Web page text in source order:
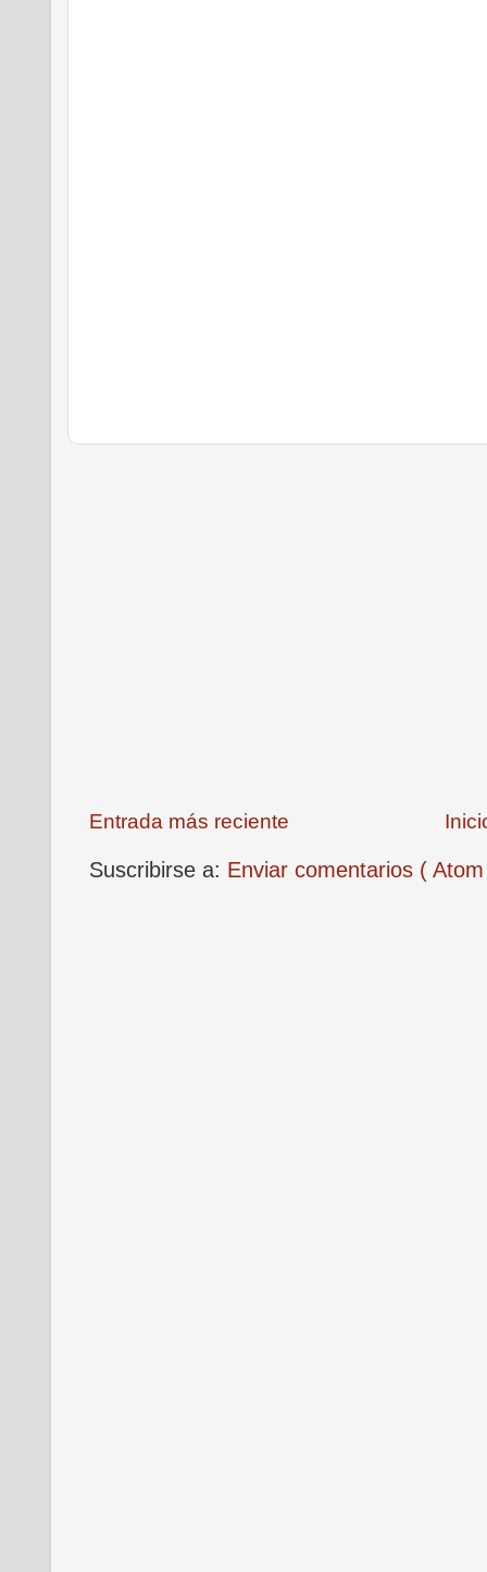
Entrada más reciente
Suscribirse a: Enviar comentarios (